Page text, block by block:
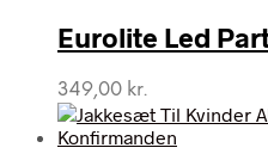
Eurolite Led
349,00 kr.